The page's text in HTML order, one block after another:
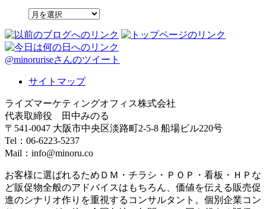
@minoruriseさんのツイート
サイトマップ
ライズマーケティングオフィス株式会社
代表取締役 田中みのる
〒541-0047 大阪市中央区淡路町2-5-8 船場ビル220号
Tel：06-6223-5237
Mail：info@minoru.co
お客様に選ばれるためＤＭ・チラシ・ＰＯＰ・看板・ＨＰな
ど販促物全般のアドバイスはもちろん、価値を伝える販売促
進のシナリオ作りを重視するコンサルタント。個別企業コン